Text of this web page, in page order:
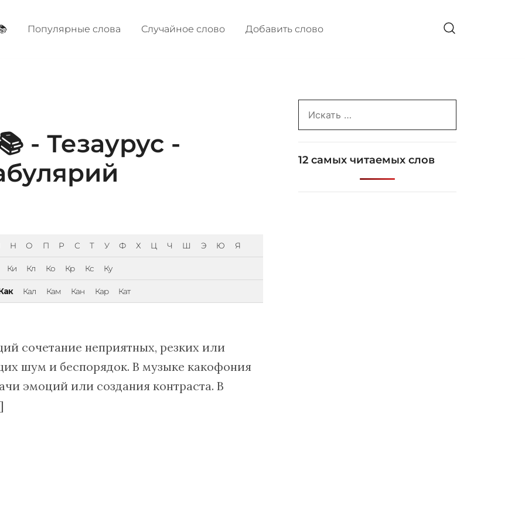
Популярные cлова Случайное слово Добавить слово
- Тезаурус -
Н О П Р С Т У Ф Х Ц Ч Ш Э Ю Я
Ки Кл Ко Кр Кс Ку
Кал Кам Кан Кар Кат
сочетание неприятных, резких или
шум и беспорядок. В музыке какофония
эмоций или создания контраста. В
for:
12 самых читаемых слов